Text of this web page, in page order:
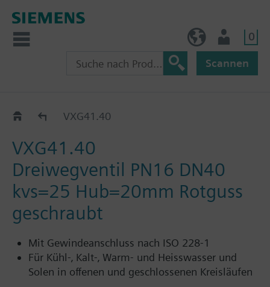
0
Scannen
VXG41..VXG41.40
VXG41.40
Dreiwegventil PN16 DN40
kvs=25 Hub=20mm Rotguss
geschraubt
Mit Gewindeanschluss nach ISO 228-1
Für Kühl-‚ Kalt-‚ Warm- und Heisswasser und
Solen in offenen und geschlossenen Kreisläufen